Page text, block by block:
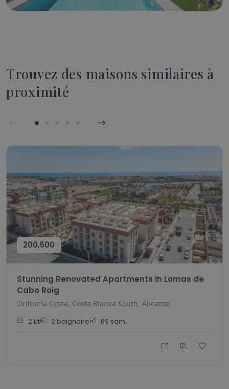
Trouvez des maisons similaires à
proximité
200,500
Stunning Renovated Apartments in Lomas de
Cabo Roig
Orihuela Costa, Costa Blanca South, Alicante
2 Lit 2 baignoire 69 sqm